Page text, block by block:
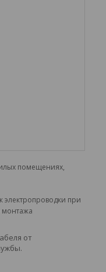
помещениях,
электропроводки при
монтажа
от